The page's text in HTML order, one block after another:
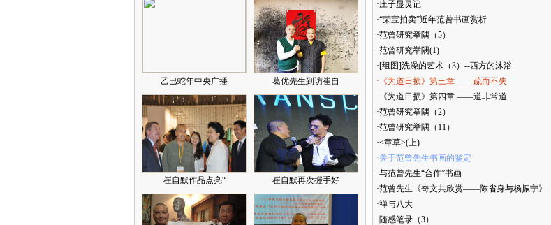
乙巳蛇年中央广播 葛优先生到访崔自
崔自默作品点亮“ 崔自默再次握手好
·庄子显灵记
·“荣宝拍卖”近年范曾书画赏析
·范曾研究举隅（5）
·范曾研究举隅(1)
·[组图]洗澡的艺术（3）--西方的沐浴
·《为道日损》第三章 ——疏而不失
·《为道日损》第四章 ——道非常道 ..
·范曾研究举隅（2）
·范曾研究举隅（11）
·<章草>(上)
·关于范曾先生书画的鉴定
·与范曾先生“合作”书画
·范曾先生《奇文共欣赏——陈省身与杨振宁》..
·禅与八大
·随感笔录（3）